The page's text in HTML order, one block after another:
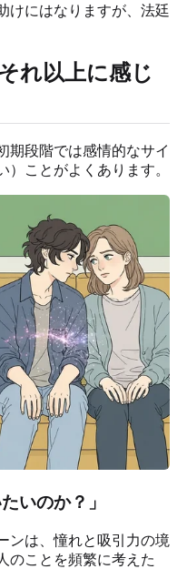
けにはなりますが、法廷
れ以上に感じ
期段階では感情的なサイ
）ことがよくあります。
いのか？」
ンは、憧れと吸引力の境
のことを頻繁に考えた